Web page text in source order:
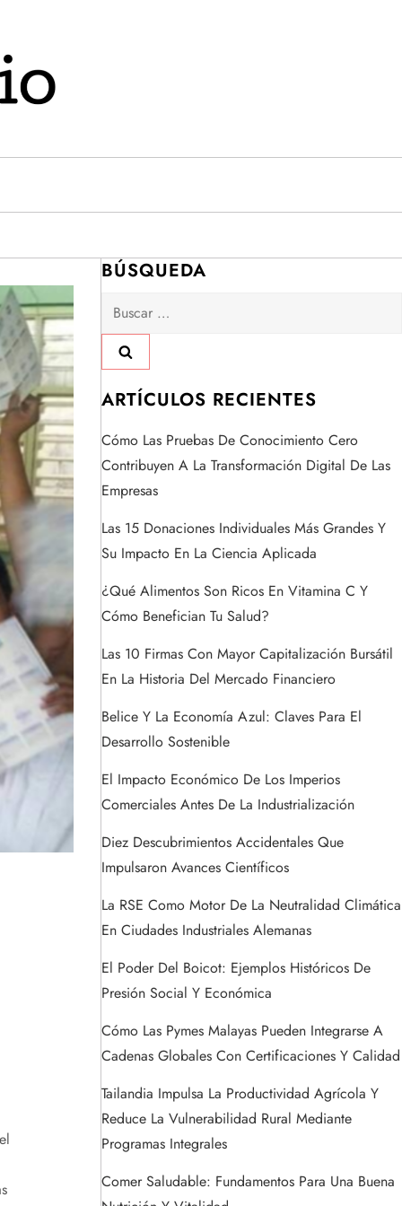
BÚSQUEDA
Buscar:
ARTÍCULOS RECIENTES
Cómo Las Pruebas De Conocimiento Cero
Contribuyen A La Transformación Digital De Las
Empresas
Las 15 Donaciones Individuales Más Grandes Y
Su Impacto En La Ciencia Aplicada
¿Qué Alimentos Son Ricos En Vitamina C Y
Cómo Benefician Tu Salud?
Las 10 Firmas Con Mayor Capitalización Bursátil
En La Historia Del Mercado Financiero
Belice Y La Economía Azul: Claves Para El
Desarrollo Sostenible
El Impacto Económico De Los Imperios
Comerciales Antes De La Industrialización
Diez Descubrimientos Accidentales Que
Impulsaron Avances Científicos
La RSE Como Motor De La Neutralidad Climática
En Ciudades Industriales Alemanas
El Poder Del Boicot: Ejemplos Históricos De
Presión Social Y Económica
Cómo Las Pymes Malayas Pueden Integrarse A
Cadenas Globales Con Certificaciones Y Calidad
Tailandia Impulsa La Productividad Agrícola Y
Reduce La Vulnerabilidad Rural Mediante
Programas Integrales
Comer Saludable: Fundamentos Para Una Buena